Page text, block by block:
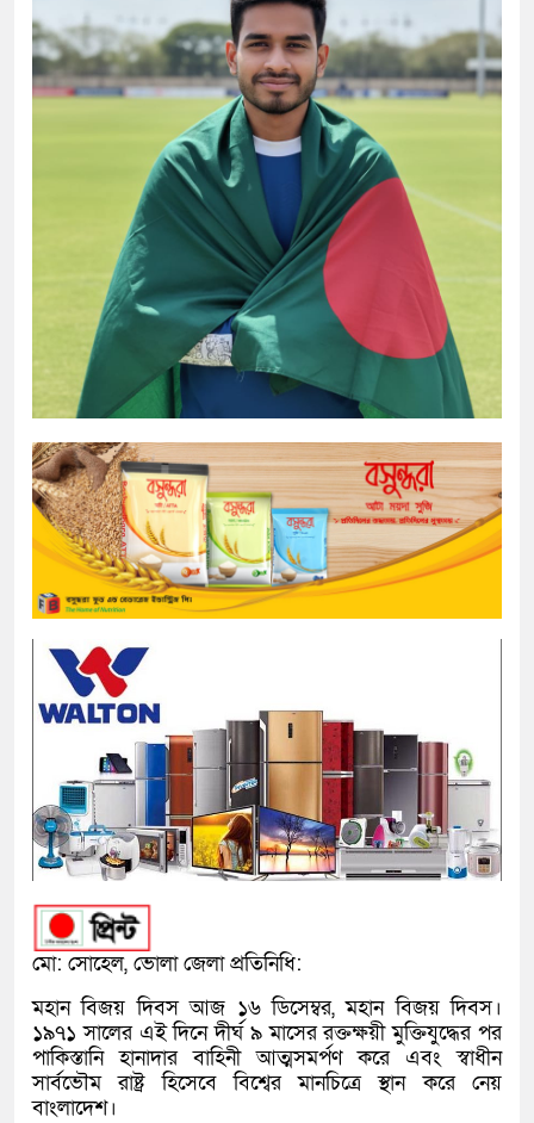
মো: সোহেল, ভোলা জেলা প্রতিনিধি:
মহান বিজয় দিবস আজ ১৬ ডিসেম্বর, মহান বিজয় দিবস।
১৯৭১ সালের এই দিনে দীর্ঘ ৯ মাসের রক্তক্ষয়ী মুক্তিযুদ্ধের পর
পাকিস্তানি হানাদার বাহিনী আত্মসমর্পণ করে এবং স্বাধীন
সার্বভৌম রাষ্ট্র হিসেবে বিশ্বের মানচিত্রে স্থান করে নেয়
বাংলাদেশ।